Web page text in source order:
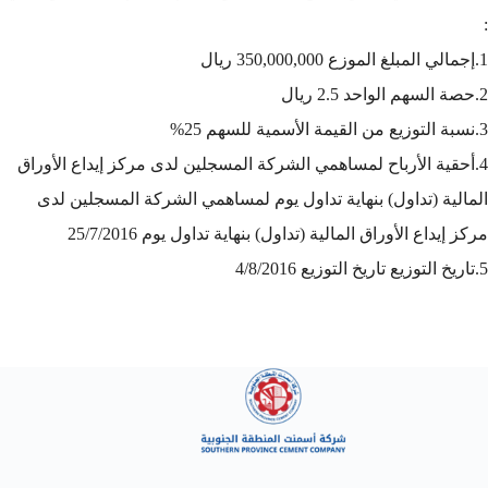
:
1.إجمالي المبلغ الموزع 350,000,000 ريال
2.حصة السهم الواحد 2.5 ريال
3.نسبة التوزيع من القيمة الأسمية للسهم 25%
4.أحقية الأرباح لمساهمي الشركة المسجلين لدى مركز إيداع الأوراق
المالية (تداول) بنهاية تداول يوم لمساهمي الشركة المسجلين لدى
مركز إيداع الأوراق المالية (تداول) بنهاية تداول يوم 25/7/2016
5.تاريخ التوزيع تاريخ التوزيع 4/8/2016